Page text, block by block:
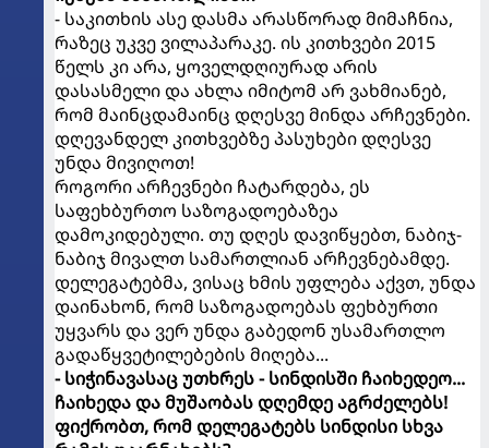
- საკითხის ასე დასმა არასწორად მიმაჩნია,
რაზეც უკვე ვილაპარაკე. ის კითხვები 2015
წელს კი არა, ყოველდღიურად არის
დასასმელი და ახლა იმიტომ არ ვახმიანებ,
რომ მაინცდამაინც დღესვე მინდა არჩევნები.
დღევანდელ კითხვებზე პასუხები დღესვე
უნდა მივიღოთ!
როგორი არჩევნები ჩატარდება, ეს
საფეხბურთო საზოგადოებაზეა
დამოკიდებული. თუ დღეს დავიწყებთ, ნაბიჯ-
ნაბიჯ მივალთ სამართლიან არჩევნებამდე.
დელეგატებმა, ვისაც ხმის უფლება აქვთ, უნდა
დაინახონ, რომ საზოგადოებას ფეხბურთი
უყვარს და ვერ უნდა გაბედონ უსამართლო
გადაწყვეტილებების მიღება...
- სიჭინავასაც უთხრეს - სინდისში ჩაიხედეო...
ჩაიხედა და მუშაობას დღემდე აგრძელებს!
ფიქრობთ, რომ დელეგატებს სინდისი სხვა